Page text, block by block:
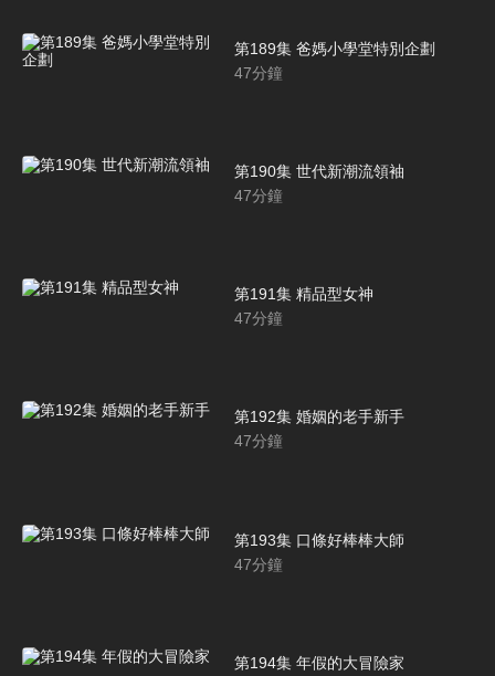
第189集 爸媽小學堂特別企劃
47分鐘
第190集 世代新潮流領袖
47分鐘
第191集 精品型女神
47分鐘
第192集 婚姻的老手新手
47分鐘
第193集 口條好棒棒大師
47分鐘
第194集 年假的大冒險家